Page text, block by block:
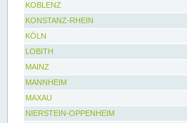
KOBLENZ
KONSTANZ-RHEIN
KÖLN
LOBITH
MAINZ
MANNHEIM
MAXAU
NIERSTEIN-OPPENHEIM